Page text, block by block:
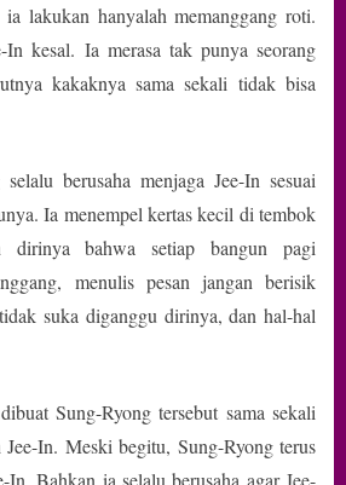
lakukan hanyalah memanggang roti.
kesal. Ia merasa tak punya seorang
kakaknya sama sekali tidak bisa
berusaha menjaga Jee-In sesuai
Ia menempel kertas kecil di tembok
dirinya bahwa setiap bangun pagi
menulis pesan jangan berisik
suka diganggu dirinya, dan hal-hal
Sung-Ryong tersebut sama sekali
In. Meski begitu, Sung-Ryong terus
In. Bahkan ia selalu berusaha agar Jee-